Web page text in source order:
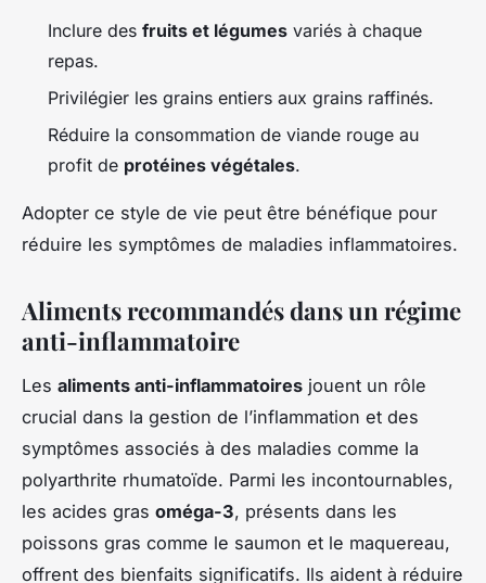
Inclure des fruits et légumes variés à chaque
repas.
Privilégier les grains entiers aux grains raffinés.
Réduire la consommation de viande rouge au
profit de protéines végétales.
Adopter ce style de vie peut être bénéfique pour
réduire les symptômes de maladies inflammatoires.
Aliments recommandés dans un régime
anti-inflammatoire
Les aliments anti-inflammatoires jouent un rôle
crucial dans la gestion de l’inflammation et des
symptômes associés à des maladies comme la
polyarthrite rhumatoïde. Parmi les incontournables,
les acides gras oméga-3, présents dans les
poissons gras comme le saumon et le maquereau,
offrent des bienfaits significatifs. Ils aident à réduire